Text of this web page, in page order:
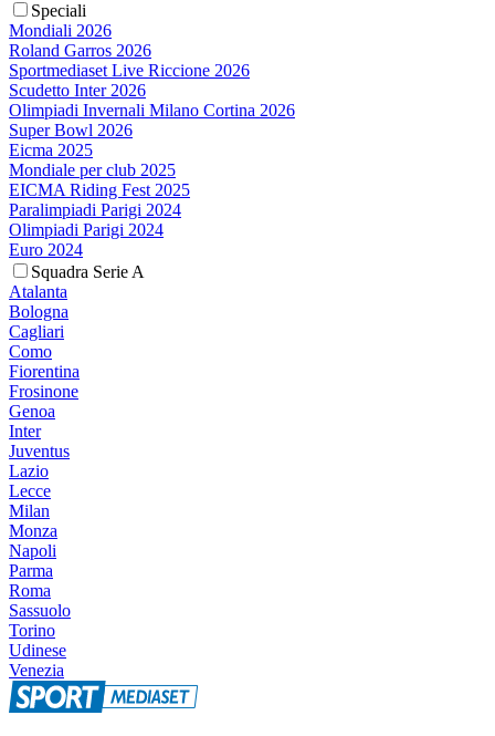
Speciali
Mondiali 2026
Roland Garros 2026
Sportmediaset Live Riccione 2026
Scudetto Inter 2026
Olimpiadi Invernali Milano Cortina 2026
Super Bowl 2026
Eicma 2025
Mondiale per club 2025
EICMA Riding Fest 2025
Paralimpiadi Parigi 2024
Olimpiadi Parigi 2024
Euro 2024
Squadra Serie A
Atalanta
Bologna
Cagliari
Como
Fiorentina
Frosinone
Genoa
Inter
Juventus
Lazio
Lecce
Milan
Monza
Napoli
Parma
Roma
Sassuolo
Torino
Udinese
Venezia